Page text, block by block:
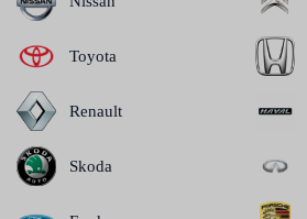
Toyota
Renault
Skoda